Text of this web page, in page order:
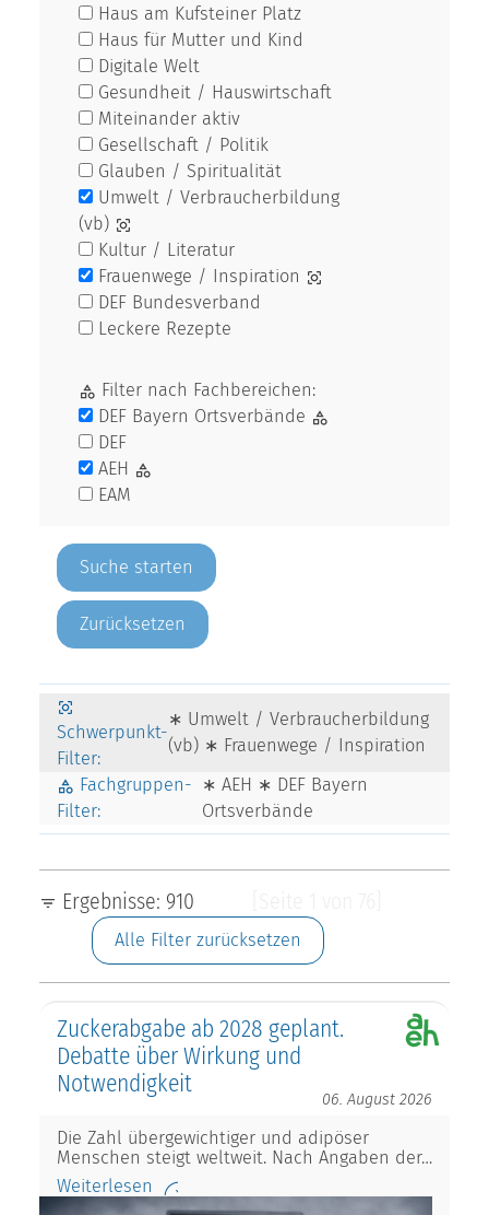
Haus am Kufsteiner Platz
Haus für Mutter und Kind
Digitale Welt
Gesundheit / Hauswirtschaft
Miteinander aktiv
Gesellschaft / Politik
Glauben / Spiritualität
Umwelt / Verbraucherbildung
(vb)
Kultur / Literatur
Frauenwege / Inspiration
DEF Bundesverband
Leckere Rezepte
Filter nach Fachbereichen:
DEF Bayern Ortsverbände
DEF
AEH
EAM
Zurücksetzen
Schwerpunkt-
Filter:
∗ Umwelt / Verbraucherbildung
(vb) ∗ Frauenwege / Inspiration
Fachgruppen-
Filter:
∗ AEH ∗ DEF Bayern
Ortsverbände
Ergebnisse: 910
Alle Filter zurücksetzen
Zuckerabgabe ab 2028 geplant.
Debatte über Wirkung und
Notwendigkeit
06. August 2026
Die Zahl übergewichtiger und adipöser
Menschen steigt weltweit. Nach Angaben der…
Weiterlesen